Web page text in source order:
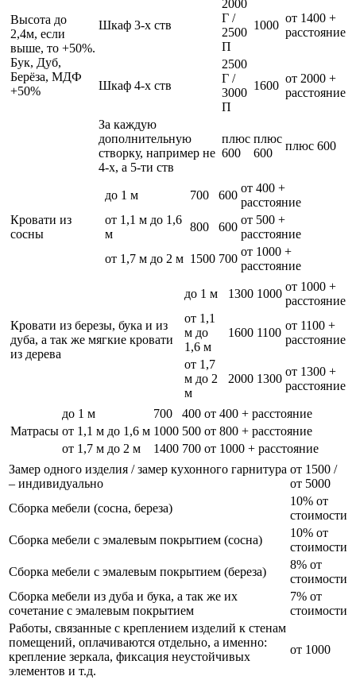
Высота до
2,4м, если
выше, то +50%.
Бук, Дуб,
Берёза, МДФ
+50%
Шкаф 3-х ств
2000
Г /
2500
П
1000
от 1400 +
расстояние
Шкаф 4-х ств
2500
Г /
3000
П
1600
от 2000 +
расстояние
За каждую
дополнительную
створку, например не
4-х, а 5-ти ств
плюс
600
плюс
600
плюс 600
Кровати из
сосны
до 1 м 700 600
от 400 +
расстояние
от 1,1 м до 1,6
м
800 600
от 500 +
расстояние
от 1,7 м до 2 м 1500 700
от 1000 +
расстояние
Кровати из березы, бука и из
дуба, а так же мягкие кровати
из дерева
до 1 м 1300 1000
от 1000 +
расстояние
от 1,1
м до
1,6 м
1600 1100
от 1100 +
расстояние
от 1,7
м до 2
м
2000 1300
от 1300 +
расстояние
Матрасы
до 1 м 700 400 от 400 + расстояние
от 1,1 м до 1,6 м 1000 500 от 800 + расстояние
от 1,7 м до 2 м
1400 700 от 1000 + расстояние
Замер одного изделия / замер кухонного гарнитура
– индивидуально
от 1500 /
от 5000
Сборка мебели (сосна, береза)
10% от
стоимости
Сборка мебели с эмалевым покрытием (сосна)
10% от
стоимости
Сборка мебели с эмалевым покрытием (береза)
8% от
стоимости
Сборка мебели из дуба и бука, а так же их
сочетание с эмалевым покрытием
7% от
стоимости
Работы, связанные с креплением изделий к стенам
помещений, оплачиваются отдельно, а именно:
крепление зеркала, фиксация неустойчивых
элементов и т.д.
от 1000